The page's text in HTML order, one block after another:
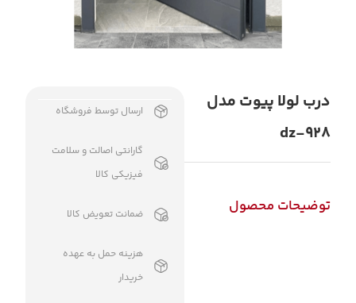
درب لولا پیوت مدل
dz-928
توضیحات محصول
ارسال توسط فروشگاه
گارانتی اصالت و سلامت
فیزیکی کالا
ضمانت تعویض کالا
هزینه حمل به عهده
خریدار